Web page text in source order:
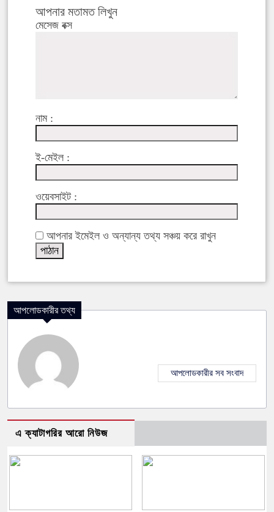
আপনার মতামত লিখুন
মেসেজ বক্স
নাম :
ই-মেইল :
ওয়েবসাইট :
আপনার ইমেইল ও অন্যান্য তথ্য সঞ্চয় করে রাখুন
আপলোডকারীর তথ্য
আপলোডকারীর সব সংবাদ
এ ক্যাটাগরির আরো নিউজ